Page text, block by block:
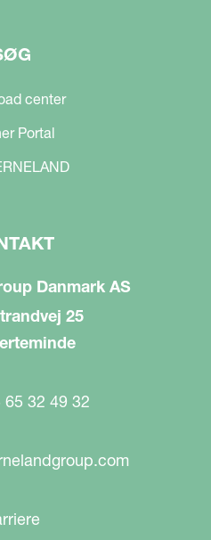
center
Portal
Danmark AS
25
32 49 32